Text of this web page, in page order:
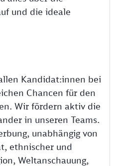
und die ideale
Kandidat:innen bei
Chancen für den
Wir fördern aktiv die
in unseren Teams.
unabhängig von
ethnischer und
Weltanschauung,